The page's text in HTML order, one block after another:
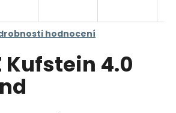
hodnocení
Kufstein 4.0